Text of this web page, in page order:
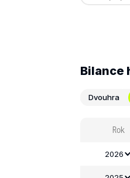
Bilance
Dvouhra
Rok
2026